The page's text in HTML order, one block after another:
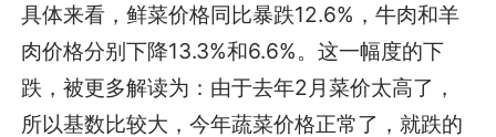
具体来看，鲜菜价格同比暴跌12.6%，牛肉和羊
肉价格分别下降13.3%和6.6%。这一幅度的下
跌，被更多解读为：由于去年2月菜价太高了，
所以基数比较大，今年蔬菜价格正常了，就跌的